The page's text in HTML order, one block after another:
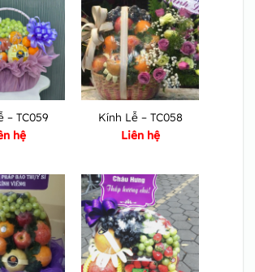
– TC059
hệ
Kính Lễ – TC058
Liên hệ